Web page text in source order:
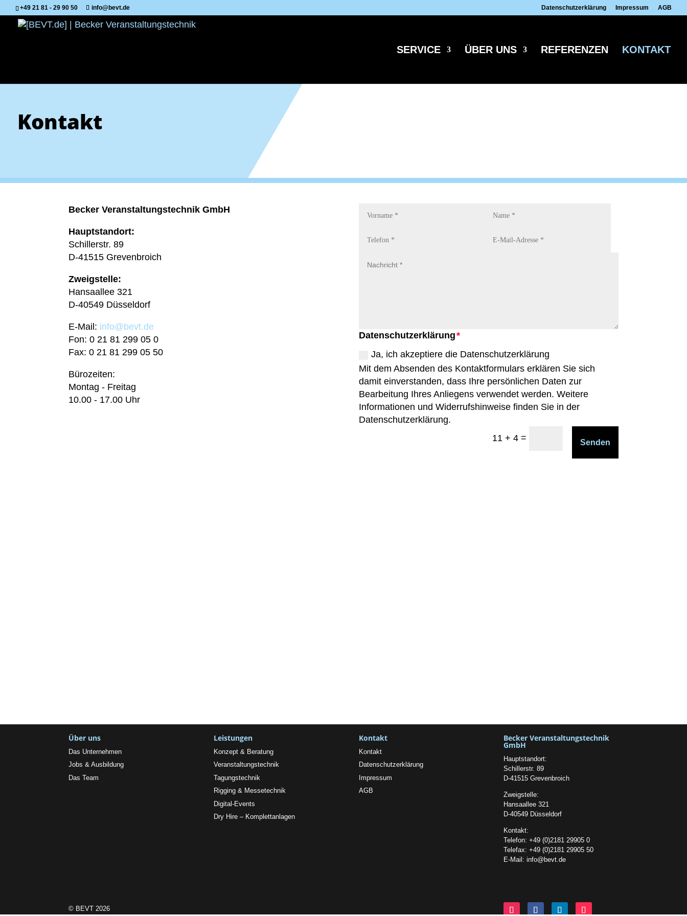
+49 21 81 - 29 90 50 info@bevt.de Datenschutzerklärung Impressum AGB
SERVICE ÜBER UNS REFERENZEN KONTAKT
Kontakt
Becker Veranstaltungstechnik GmbH
Hauptstandort:
Schillerstr. 89
D-41515 Grevenbroich
Zweigstelle:
Hansaallee 321
D-40549 Düsseldorf
E-Mail: info@bevt.de
Fon: 0 21 81 299 05 0
Fax: 0 21 81 299 05 50
Bürozeiten:
Montag - Freitag
10.00 - 17.00 Uhr
Datenschutzerklärung
Ja, ich akzeptiere die Datenschutzerklärung
Mit dem Absenden des Kontaktformulars erklären Sie sich
damit einverstanden, dass Ihre persönlichen Daten zur
Bearbeitung Ihres Anliegens verwendet werden. Weitere
Informationen und Widerrufshinweise finden Sie in der
Datenschutzerklärung.
11 + 4= Senden
Über uns
Das Unternehmen
Jobs & Ausbildung
Das Team
Leistungen
Konzept & Beratung
Veranstaltungstechnik
Tagungstechnik
Rigging & Messetechnik
Digital-Events
Dry Hire – Komplettanlagen
Kontakt
Kontakt
Datenschutzerklärung
Impressum
AGB
Becker Veranstaltungstechnik
GmbH
Hauptstandort:
Schillerstr. 89
D-41515 Grevenbroich
Zweigstelle:
Hansaallee 321
D-40549 Düsseldorf
Kontakt:
Telefon: +49 (0)2181 29905 0
Telefax: +49 (0)2181 29905 50
E-Mail:info@bevt.de
© BEVT 2026